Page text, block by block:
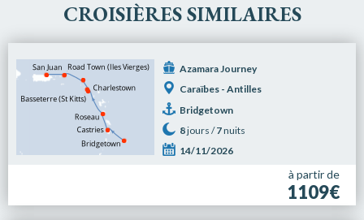
CROISIÈRES SIMILAIRES
Azamara Journey
Caraïbes - Antilles
Bridgetown
8jours /7nuits
14/11/2026
à partir de
1109€